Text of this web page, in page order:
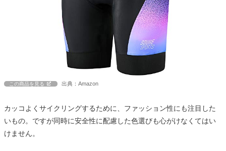
この商品を見る 出典：Amazon
カッコよくサイクリングするために、ファッション性にも注目した
いもの。ですが同時に安全性に配慮した色選びも心がけなくてはい
けません。